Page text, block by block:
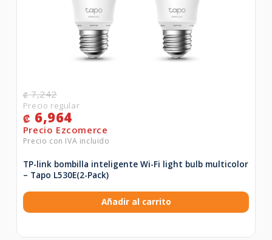
₡7,242
₡ 6,964
TP-link bombilla inteligente Wi-Fi light bulb multicolor
– Tapo L530E(2-Pack)
Añadir al carrito